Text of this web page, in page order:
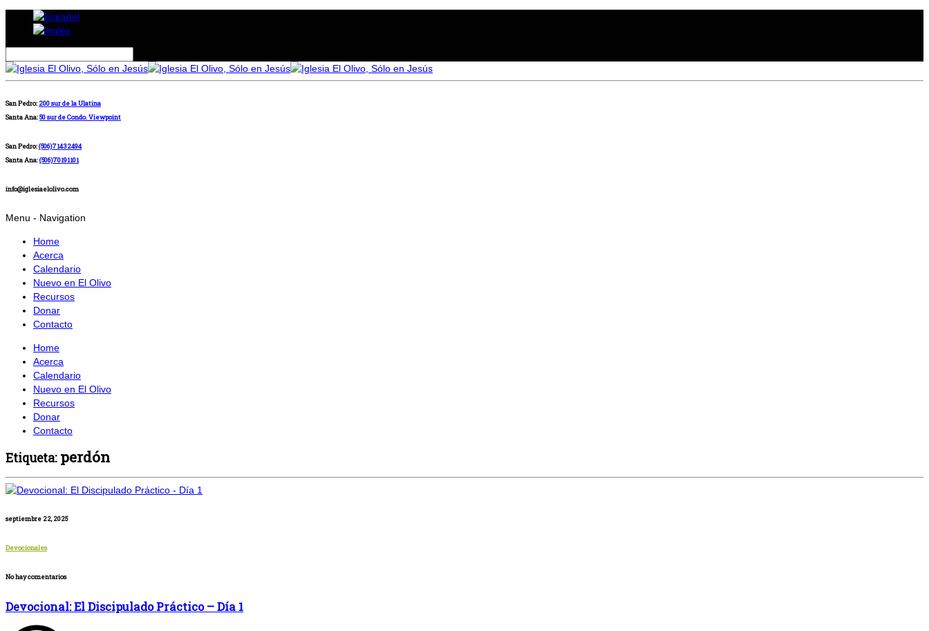
San Pedro: 200 sur de la Ulatina
Santa Ana:50 sur de Condo. Viewpoint
San Pedro:(506)71432494
Santa Ana:(506)70191101
info@iglesiaelolivo.com
Menu - Navigation
Home
Acerca
Calendario
Nuevo en El Olivo
Recursos
Donar
Contacto
Home
Acerca
Calendario
Nuevo en El Olivo
Recursos
Donar
Contacto
Etiqueta:perdón
septiembre 22, 2025
Devocionales
No hay comentarios
Devocional: El Discipulado Práctico – Día 1